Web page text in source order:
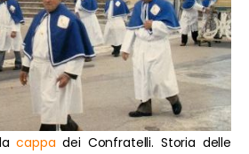
lacappa dei Confratelli. Storia delle